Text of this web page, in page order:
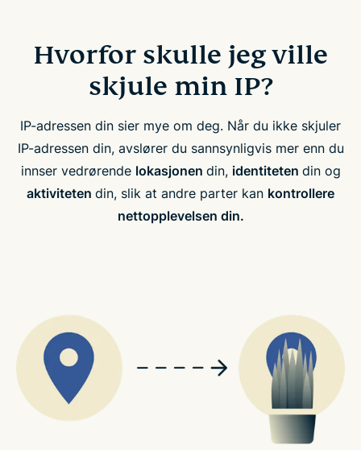
Hvorfor skulle jeg ville
skjule min IP?
IP-adressen din sier mye om deg. Når du ikke skjuler
IP-adressen din, avslører du sannsynligvis mer enn du
innser vedrørende lokasjonen din, identiteten din og
aktiviteten din, slik at andre parter kan kontrollere
nettopplevelsen din.